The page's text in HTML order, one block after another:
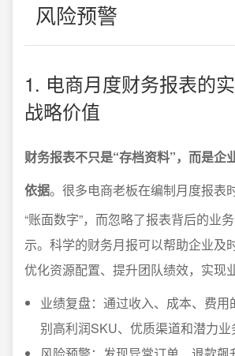
风险预警
1. 电商月度财务报表的
战略价值
财务报表不只是“存档资料”，而是企
依据。很多电商老板在编制月度报表
“账面数字”，而忽略了报表背后的业
示。科学的财务月报可以帮助企业及
优化资源配置、提升团队绩效，实现
业绩复盘：通过收入、成本、费用
别高利润SKU、优质渠道和潜力业